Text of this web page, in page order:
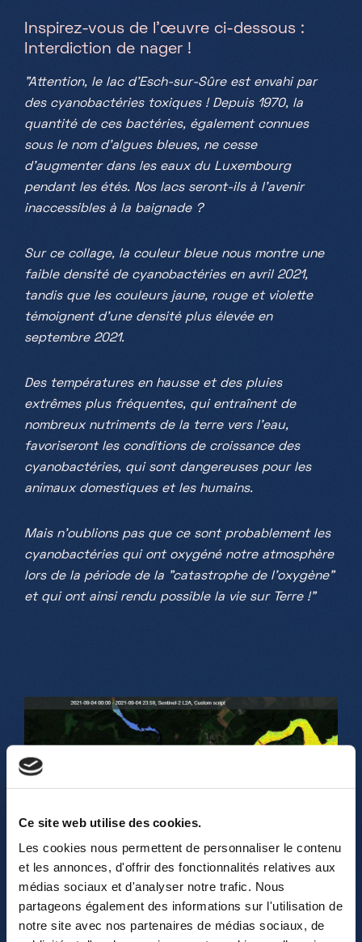
Ce site web utilise des cookies.
Les cookies nous permettent de personnaliser le contenu
et les annonces, d'offrir des fonctionnalités relatives aux
médias sociaux et d'analyser notre trafic. Nous
partageons également des informations sur l'utilisation de
notre site avec nos partenaires de médias sociaux, de
Inspirez-vous de l’œuvre ci-dessous :
Interdiction de nager !
"Attention, le lac d’Esch-sur-Sûre est envahi par
des cyanobactéries toxiques ! Depuis 1970, la
quantité de ces bactéries, également connues
sous le nom d'algues bleues, ne cesse
d'augmenter dans les eaux du Luxembourg
pendant les étés. Nos lacs seront-ils à l'avenir
inaccessibles à la baignade ?
Sur ce collage, la couleur bleue nous montre une
faible densité de cyanobactéries en avril 2021,
tandis que les couleurs jaune, rouge et violette
témoignent d'une densité plus élevée en
septembre 2021.
Des températures en hausse et des pluies
extrêmes plus fréquentes, qui entraînent de
nombreux nutriments de la terre vers l'eau,
favoriseront les conditions de croissance des
cyanobactéries, qui sont dangereuses pour les
animaux domestiques et les humains.
Mais n'oublions pas que ce sont probablement les
cyanobactéries qui ont oxygéné notre atmosphère
lors de la période de la "catastrophe de l'oxygène"
et qui ont ainsi rendu possible la vie sur Terre !"